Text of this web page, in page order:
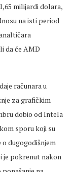
milijardi dolara,
na isti period
da će AMD
računara u
za grafičkim
dobio od Intela
sporu koji su
o dugogodišnjem
je pokrenut nakon